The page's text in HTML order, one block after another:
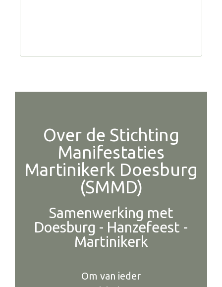
Over de Stichting
Manifestaties
Martinikerk Doesburg
(SMMD)
Samenwerking met
Doesburg - Hanzefeest -
Martinikerk
Om van ieder